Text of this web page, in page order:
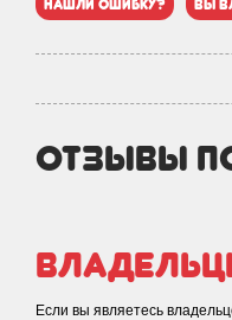
нашли ошибку? вы
отзывы
Если вы являетесь